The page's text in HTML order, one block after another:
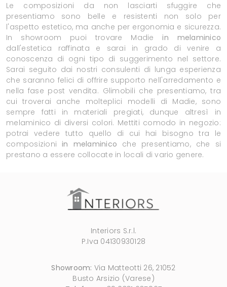
Le composizioni da non lasciarti sfuggire che
presentiamo sono belle e resistenti non solo per
l'aspetto estetico, ma anche per ergonomia e sicurezza.
In showroom puoi trovare Madiein melaminico
dall'estetica raffinata e sarai in grado di venire a
conoscenza di ogni tipo di suggerimento nel settore.
Sarai seguito dai nostri consulenti di lunga esperienza
che saranno felici di offrire supporto nell'arredamento e
nella fase post vendita. Glimobili che presentiamo, tra
cui troverai anche molteplici modelli di Madie, sono
sempre fatti in materiali pregiati, dunque altresì in
melaminico di diversi colori. Mettiti comodo in negozio:
potrai vedere tutto quello di cui hai bisogno tra le
composizioni in melaminico che presentiamo, che si
prestano a essere collocate in locali di vario genere.
Interiors S.r.l.
P.Iva 04130930128
Showroom: Via Matteotti 26, 21052
Busto Arsizio (Varese)